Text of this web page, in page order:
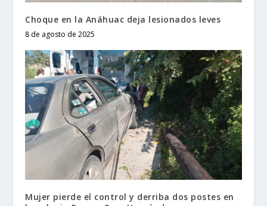
Choque en la Anáhuac deja lesionados leves
8 de agosto de 2025
Mujer pierde el control y derriba dos postes en